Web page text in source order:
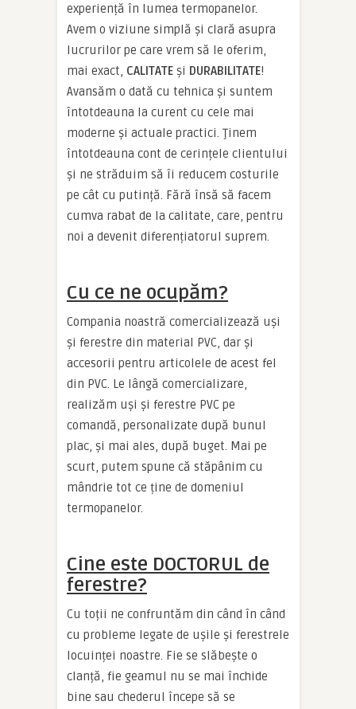
experiență în lumea termopanelor.
Avem o viziune simplă și clară asupra
lucrurilor pe care vrem să le oferim,
mai exact, CALITATE și DURABILITATE!
Avansăm o dată cu tehnica și suntem
întotdeauna la curent cu cele mai
moderne și actuale practici. Ţinem
întotdeauna cont de cerințele clientului
și ne străduim să îi reducem costurile
pe cât cu putință. Fără însă să facem
cumva rabat de la calitate, care, pentru
noi a devenit diferențiatorul suprem.
Cu ce ne ocupăm?
Compania noastră comercializează uși
și ferestre din material PVC, dar și
accesorii pentru articolele de acest fel
din PVC. Le lângă comercializare,
realizăm uși și ferestre PVC pe
comandă, personalizate după bunul
plac, și mai ales, după buget. Mai pe
scurt, putem spune că stăpânim cu
mândrie tot ce ține de domeniul
termopanelor.
Cine este DOCTORUL de
ferestre?
Cu toții ne confruntăm din când în când
cu probleme legate de ușile și ferestrele
locuinței noastre. Fie se slăbește o
clanță, fie geamul nu se mai închide
bine sau chederul începe să se